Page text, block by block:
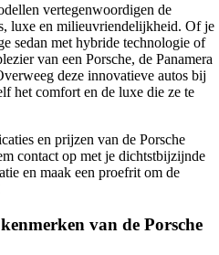
vertegenwoordigen de
luxe en milieuvriendelijkheid. Of je
sedan met hybride technologie of
van een Porsche, de Panamera
deze innovatieve autos bij
het comfort en de luxe die ze te
en prijzen van de Porsche
contact op met je dichtstbijzijnde
en maak een proefrit om de
van de Porsche